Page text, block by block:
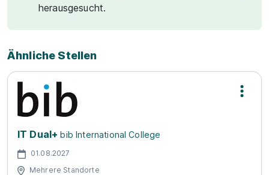
herausgesucht.
Ähnliche Stellen
IT Dual+ bib International College
01.08.2027
Mehrere Standorte